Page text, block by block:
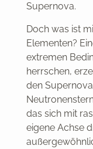
Supernova.
Doch was ist
Elementen?
extremen
herrschen,
den
das sich mit
eigene Achse